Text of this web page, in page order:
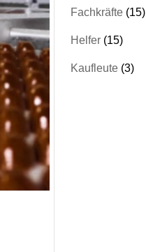
Fachkräfte(15)
Helfer(15)
Kaufleute(3)